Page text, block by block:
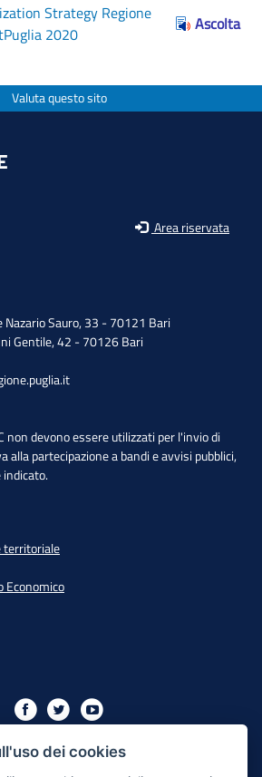
Strategy Regione
2020
Ascolta
Valuta questo sito
Area riservata
Nazario Sauro, 33 - 70121 Bari
Gentile, 42 - 70126 Bari
non devono essere utilizzati per l'invio di
alla partecipazione a bandi e avvisi pubblici,
territoriale
Economico
dei cookies